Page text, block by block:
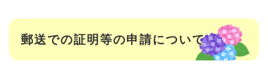
郵送での証明等の申請について